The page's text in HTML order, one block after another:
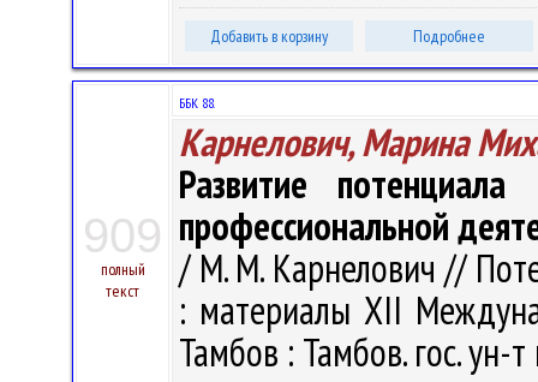
Добавить в корзину Подробнее
909
полный
текст
ББК 88.
Карнелович, Марина
Развитие
профессиональной
/ М. М. Карнелович //
: материалы XII
Тамбов : Тамбов. гос. ун-